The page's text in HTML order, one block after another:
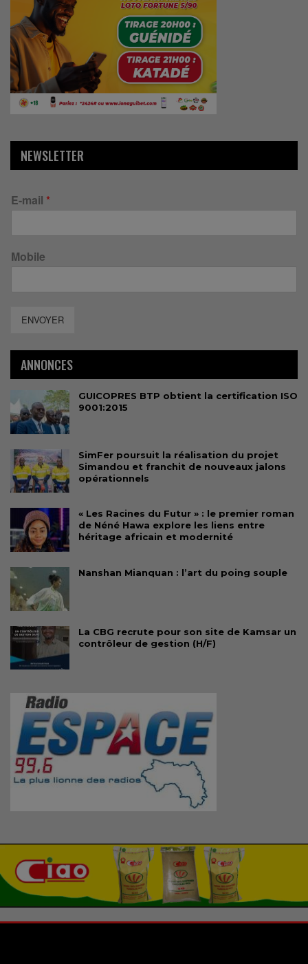
NEWSLETTER
E-mail *
Mobile
ENVOYER
ANNONCES
GUICOPRES BTP obtient la certification ISO
9001:2015
SimFer poursuit la réalisation du projet
Simandou et franchit de nouveaux jalons
opérationnels
« Les Racines du Futur » : le premier roman
de Néné Hawa explore les liens entre
héritage africain et modernité
Nanshan Mianquan : l’art du poing souple
La CBG recrute pour son site de Kamsar un
contrôleur de gestion (H/F)